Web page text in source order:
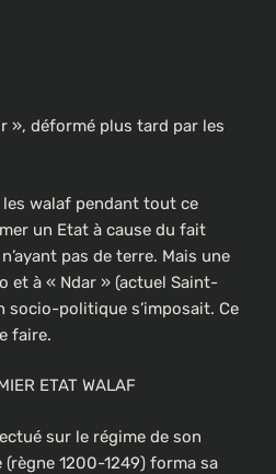
», déformé plus tard par les
les walaf pendant tout ce
un Etat à cause du fait
pas de terre. Mais une
et à « Ndar » (actuel Saint-
socio-politique s’imposait. Ce
faire.
ETAT WALAF
sur le régime de son
(règne 1200-1249) forma sa